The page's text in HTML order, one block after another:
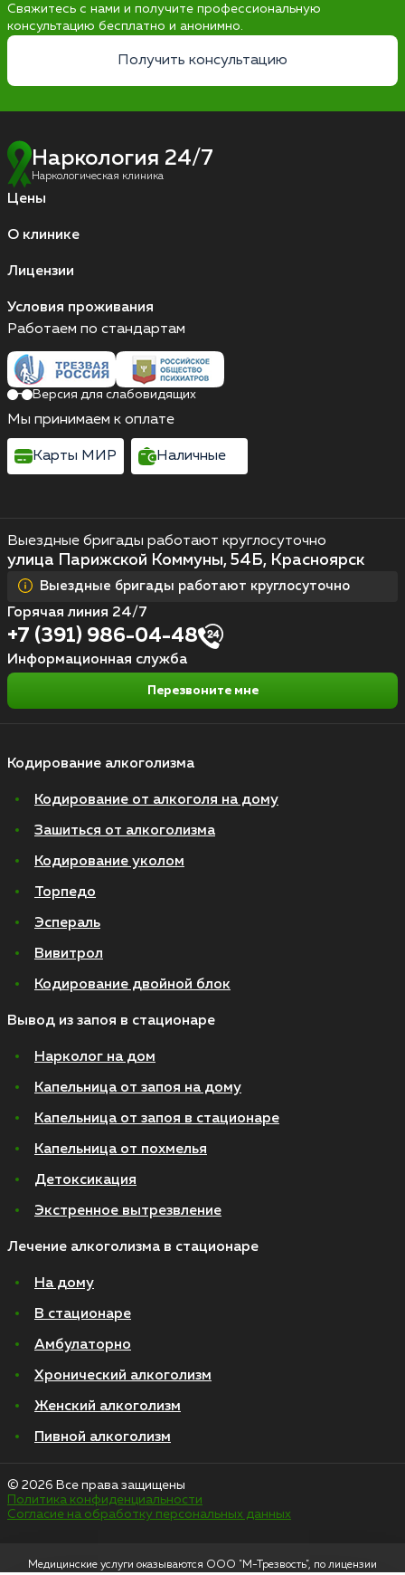
Свяжитесь с нами и получите профессиональную
консультацию бесплатно и анонимно.
Получить консультацию
Наркология 24/7
Наркологическая клиника
Цены
О клинике
Лицензии
Условия проживания
Кодирование алкоголизма
Кодирование от алкоголя на дому
Зашиться от алкоголизма
Кодирование уколом
Торпедо
Эспераль
Вивитрол
Кодирование двойной блок
Вывод из запоя в стационаре
Нарколог на дом
Капельница от запоя на дому
Капельница от запоя в стационаре
Капельница от похмелья
Детоксикация
Экстренное вытрезвление
Лечение алкоголизма в стационаре
На дому
В стационаре
Амбулаторно
Хронический алкоголизм
Женский алкоголизм
Пивной алкоголизм
Выездные бригады работают круглосуточно
улица Парижской Коммуны, 54Б, Красноярск
Выездные бригады работают круглосуточно
Горячая линия 24/7
+7 (391) 986-04-48
Информационная служба
Перезвоните мне
Работаем по стандартам
Версия для слабовидящих
Мы принимаем к оплате
Карты МИР Наличные
© 2026 Все права защищены
Политика конфиденциальности
Согласие на обработку персональных данных
Медицинские услуги оказываются ООО "М-Трезвость", по лицензии